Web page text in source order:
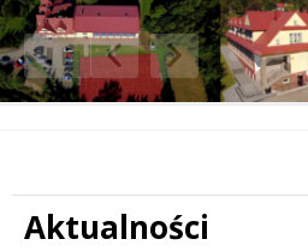
Poprzedni Element
Następny Element
❚❚
Aktualności